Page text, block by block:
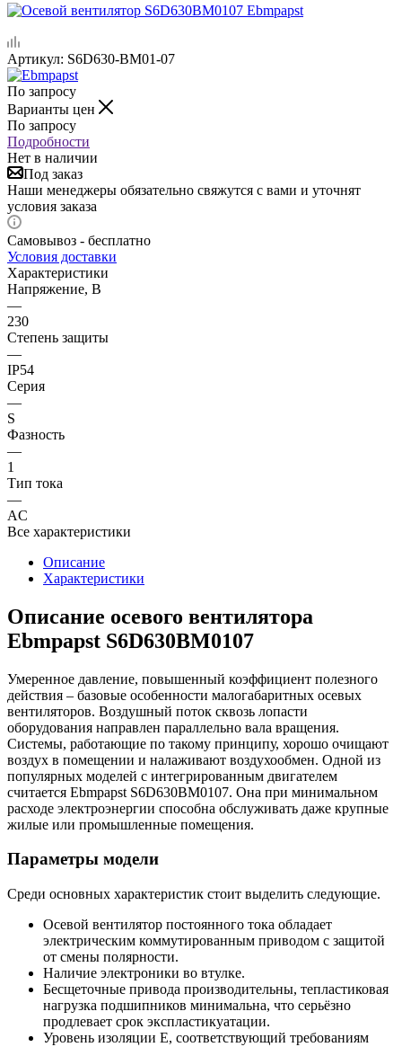
Артикул: S6D630-BM01-07
По запросу
Варианты цен
По запросу
Подробности
Нет в наличии
Под заказ
Наши менеджеры обязательно свяжутся с вами и уточнят
условия заказа
Самовывоз - бесплатно
Условия доставки
Характеристики
Напряжение, В
—
230
Степень защиты
—
IP54
Серия
—
S
Фазность
—
1
Тип тока
—
AC
Все характеристики
Описание
Характеристики
Описание осевого вентилятора
Ebmpapst S6D630BM0107
Умеренное давление, повышенный коэффициент полезного
действия – базовые особенности малогабаритных осевых
вентиляторов. Воздушный поток сквозь лопасти
оборудования направлен параллельно вала вращения.
Системы, работающие по такому принципу, хорошо очищают
воздух в помещении и налаживают воздухообмен. Одной из
популярных моделей с интегрированным двигателем
считается Ebmpapst S6D630BM0107. Она при минимальном
расходе электроэнергии способна обслуживать даже крупные
жилые или промышленные помещения.
Параметры модели
Среди основных характеристик стоит выделить следующие.
Осевой вентилятор постоянного тока обладает
электрическим коммутированным приводом с защитой
от смены полярности.
Наличие электроники во втулке.
Бесщеточные привода производительны, тепластиковая
нагрузка подшипников минимальна, что серьёзно
продлевает срок экспластикуатации.
Уровень изоляции Е, соответствующий требованиям